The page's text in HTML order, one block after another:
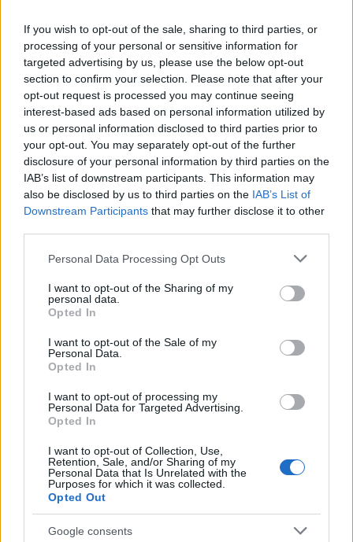
If you wish to opt-out of the sale, sharing to third parties, or
processing of your personal or sensitive information for
targeted advertising by us, please use the below opt-out
section to confirm your selection. Please note that after your
opt-out request is processed you may continue seeing
interest-based ads based on personal information utilized by
us or personal information disclosed to third parties prior to
your opt-out. You may separately opt-out of the further
disclosure of your personal information by third parties on the
IAB’s list of downstream participants. This information may
also be disclosed by us to third parties on the IAB’s List of
Downstream Participants that may further disclose it to other
Please note that this website/app uses one or more Google
not limited to your visit or usage behaviour. You may click to
grant or deny consent to Google and its third-party tags to
use your data for below specified purposes in below Google
consent section.
Personal Data Processing Opt Outs
I want to opt-out of the Sharing of my
personal data.
Opted In
I want to opt-out of the Sale of my
Personal Data.
Opted In
I want to opt-out of processing my
Personal Data for Targeted Advertising.
Opted In
I want to opt-out of Collection, Use,
Retention, Sale, and/or Sharing of my
Personal Data that Is Unrelated with the
Purposes for which it was collected.
Opted Out
Google consents
Aissa Manditambién marcó gol en ese partido y sumó 11
puntos. Fue el segundo tanto de la temporada del zaguero
argelino, quien ha vuelto a la titularidad y lleva 17 puntos en
sus dos últimos encuentros.
Junior Firpofue titular por primera vez en la temporada y
respondió con creces siendo uno de los mejores jugadores
del Barcelona en el empate ante el Eibar. Dio la asistencia
de gol a Dembele (+1 punto) y generó hasta cuatro
ocasiones de gol, llegando a un 7.8 en SofaScore (8
puntos).
Comunio de 2020. Una alineación
1-3-4-3 con los jugadores que más
jornadas de Liga disputadas este
año (jornada 19 de 2019/20 a
Centrocampistas: Canales está de vuelta
El mejor medio de la jornada fueSergio Canales. El
cántabro reapareció en el Ciutat de Valencia tras mes y
medio de baja y lo hizo a lo grande, anotando 2 goles (uno
de penalti) en apenas 30 minutos de juego. 17 puntos y
subida meteórica de valor desde entonces. ¡En un par de